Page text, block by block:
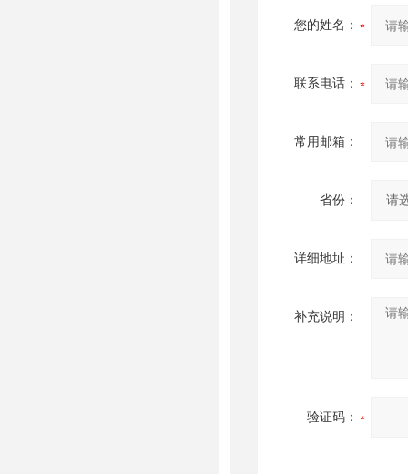
您的姓名：
联系电话：
常用邮箱：
省份：
详细地址：
补充说明：
验证码：